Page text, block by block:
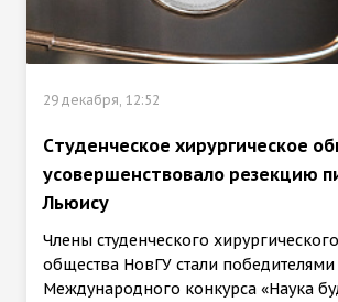
29 декабря, 12:52
Cтуденческое хирургическое
усовершенствовало резекцию
Льюису
Члены студенческого
общества НовГУ стали победителями
Международного конкурса «Наука